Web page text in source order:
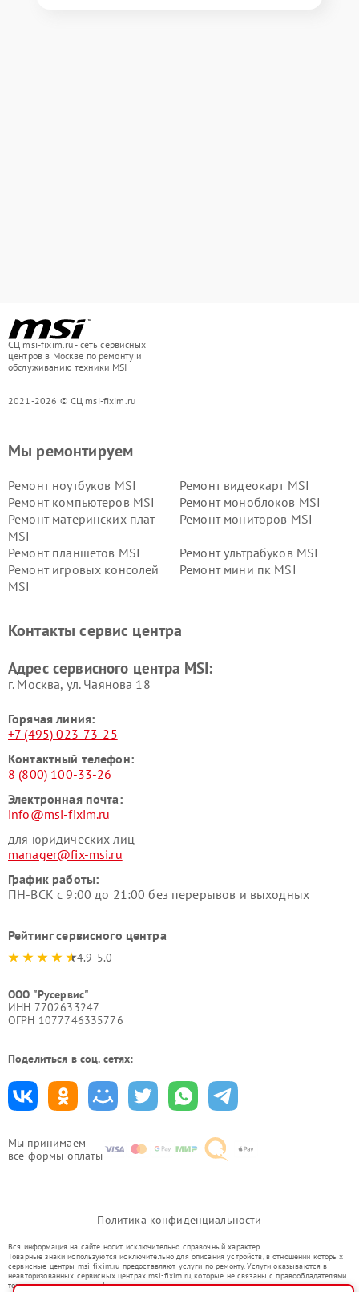
СЦ msi-fixim.ru - сеть сервисных
центров в Москве по ремонту и
обслуживанию техники MSI
2021-2026 © СЦ msi-fixim.ru
Мы принимаем
все формы оплаты
Мы ремонтируем
Ремонт ноутбуков MSI
Ремонт видеокарт MSI
Ремонт компьютеров MSI
Ремонт моноблоков MSI
Ремонт материнских плат
MSI
Ремонт мониторов MSI
Ремонт планшетов MSI
Ремонт ультрабуков MSI
Ремонт игровых консолей
MSI
Ремонт мини пк MSI
Контакты сервис центра
Адрес сервисного центра MSI:
г. Москва, ул. Чаянова 18
Горячая линия:
+7 (495) 023-73-25
Контактный телефон:
8 (800) 100-33-26
Электронная почта:
info@msi-fixim.ru
для юридических лиц
manager@fix-msi.ru
График работы:
ПН-ВСК с 9:00 до 21:00 без перерывов и выходных
Рейтинг сервисного центра
4.9-5.0
ООО "Русервис"
ИНН 7702633247
ОГРН 1077746335776
Поделиться в соц. сетях:
Политика конфиденциальности
Вся информация на сайте носит исключительно справочный характер.
Товарные знаки используются исключительно для описания устройств, в отношении которых
сервисные центры msi-fixim.ru предоставляют услуги по ремонту. Услуги оказываются в
неавторизованных сервисных центрах msi-fixim.ru, которые не связаны с правообладателями
товарных знаков или их официальными представителями.